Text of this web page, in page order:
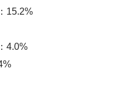
15.2%
4.0%